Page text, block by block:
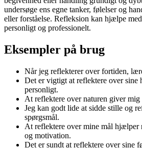
undersøge ens egne tanker, følelser og
eller forståelse. Refleksion kan hjælpe
personligt og professionelt.
Eksempler på brug
Når jeg reflekterer over fortiden,
Det er vigtigt at reflektere over sine
personligt.
At reflektere over naturen giver
Jeg kan godt lide at sidde stille og
spørgsmål.
At reflektere over mine mål hjælper
og motivation.
Det er sundt at reflektere over sine